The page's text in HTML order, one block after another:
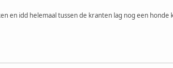
en idd helemaal tussen de kranten lag nog een honde